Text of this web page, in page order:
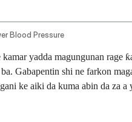
Blood Pressure
yadda magungunan
Gabapentin shi ne farkon
ke aiki da kuma abin da za